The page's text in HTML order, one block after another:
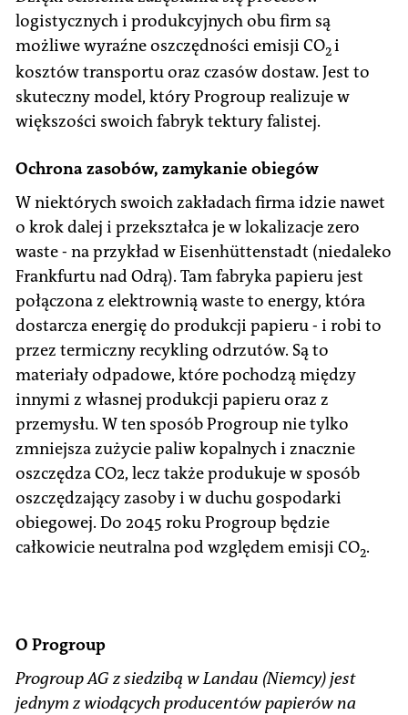
logistycznych i produkcyjnych obu firm są
możliwe wyraźne oszczędności emisji CO2i
kosztów transportu oraz czasów dostaw. Jest to
skuteczny model, który Progroup realizuje w
większości swoich fabryk tektury falistej.
Ochrona zasobów, zamykanie obiegów
W niektórych swoich zakładach firma idzie nawet
o krok dalej i przekształca je w lokalizacje zero
waste - na przykład w Eisenhüttenstadt (niedaleko
Frankfurtu nad Odrą). Tam fabryka papieru jest
połączona z elektrownią waste to energy, która
dostarcza energię do produkcji papieru - i robi to
przez termiczny recykling odrzutów. Są to
materiały odpadowe, które pochodzą między
innymi z własnej produkcji papieru oraz z
przemysłu. W ten sposób Progroup nie tylko
zmniejsza zużycie paliw kopalnych i znacznie
oszczędza CO2, lecz także produkuje w sposób
oszczędzający zasoby i w duchu gospodarki
obiegowej. Do 2045 roku Progroup będzie
całkowicie neutralna pod względem emisji CO2.
O Progroup
Progroup AG z siedzibą w Landau (Niemcy) jest
jednym z wiodących producentów papierów na